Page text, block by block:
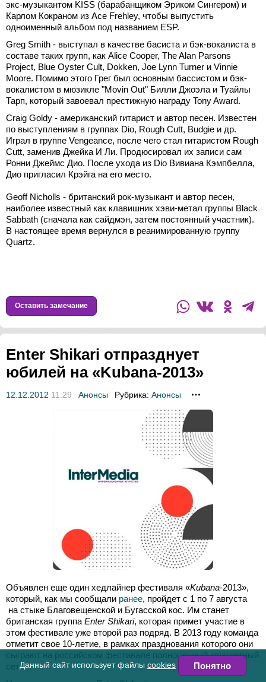
экс-музыкантом KISS (барабанщиком Эриком Сингером) и
Карлом Кокраном из Ace Frehley, чтобы выпустить
одноименный альбом под названием ESP.
Greg Smith - выступал в качестве басиста и бэк-вокалиста в
составе таких групп, как Alice Cooper, The Alan Parsons
Project, Blue Oyster Cult, Dokken, Joe Lynn Turner и Vinnie
Moore. Помимо этого Грег был основным бассистом и бэк-
вокалистом в мюзикле "Movin Out" Билли Джоэла и Туайлы
Тарп, который завоевал престижную награду Tony Award.
Craig Goldy - американский гитарист и автор песен. Известен
по выступлениям в группах Dio, Rough Cutt, Budgie и др.
Играл в группе Vengeance, после чего стал гитаристом Rough
Cutt, заменив Джейка И Ли. Продюсировал их записи сам
Ронни Джеймс Дио. После ухода из Dio Вивиана Кэмпбелла,
Дио пригласил Крэйга на его место.
Geoff Nicholls - британский рок-музыкант и автор песен,
наиболее известный как клавишник хэви-метал группы Black
Sabbath (сначала как сайдмэн, затем постоянный участник).
В настоящее время вернулся в реанимированную группу
Quartz.
Оставить замечание
Enter Shikari отпразднует
юбилей на «Kubana-2013»
12.12.2012 11:29 Анонсы Рубрика: Анонсы
Объявлен еще один хедлайнер фестиваля «Kubana-2013»,
который, как мы сообщали ранее, пройдет с 1 по 7 августа
на стыке Благовещенской и Бугасской кос. Им станет
британская группа Enter Shikari, которая примет участие в
этом фестивале уже второй раз подряд. В 2013 году команда
отметит свое 10-летие, в рамках празднования которого они
сыграют на российском фестивале полноценный концертный
сет.Данный сайт использует файлы cookies Понятно